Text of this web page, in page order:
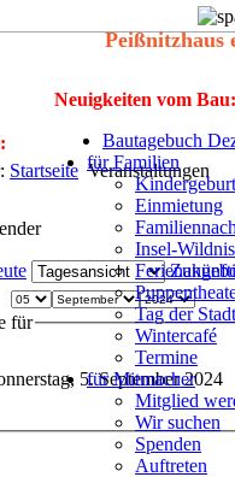
Peißnitzhaus
Neuigkeiten vom Bau:
Bautagebuch
für Familien
Einmietung
Insel-
Tag der
Wintercafé
Termine
für Mitmacher
Mitglied
Wir suchen
Spenden
Auftreten
Startseite Veranstaltungen
für
5. September 2024